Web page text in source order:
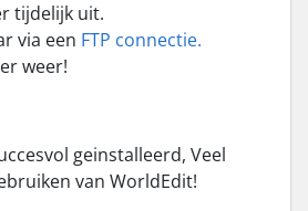
tijdelijk uit.
via een FTP connectie.
weer!
geinstalleerd, Veel
van WorldEdit!